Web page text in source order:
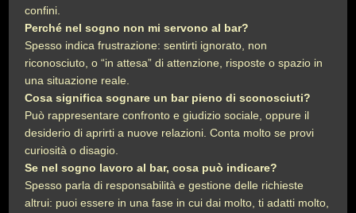
confini.
Perché nel sogno non mi servono al bar?
Spesso indica frustrazione: sentirti ignorato, non
riconosciuto, o “in attesa” di attenzione, risposte o spazio in
una situazione reale.
Cosa significa sognare un bar pieno di sconosciuti?
Può rappresentare confronto e giudizio sociale, oppure il
desiderio di aprirti a nuove relazioni. Conta molto se provi
curiosità o disagio.
Se nel sogno lavoro al bar, cosa può indicare?
Spesso parla di responsabilità e gestione delle richieste
altrui: puoi essere in una fase in cui dai molto, ti adatti molto,